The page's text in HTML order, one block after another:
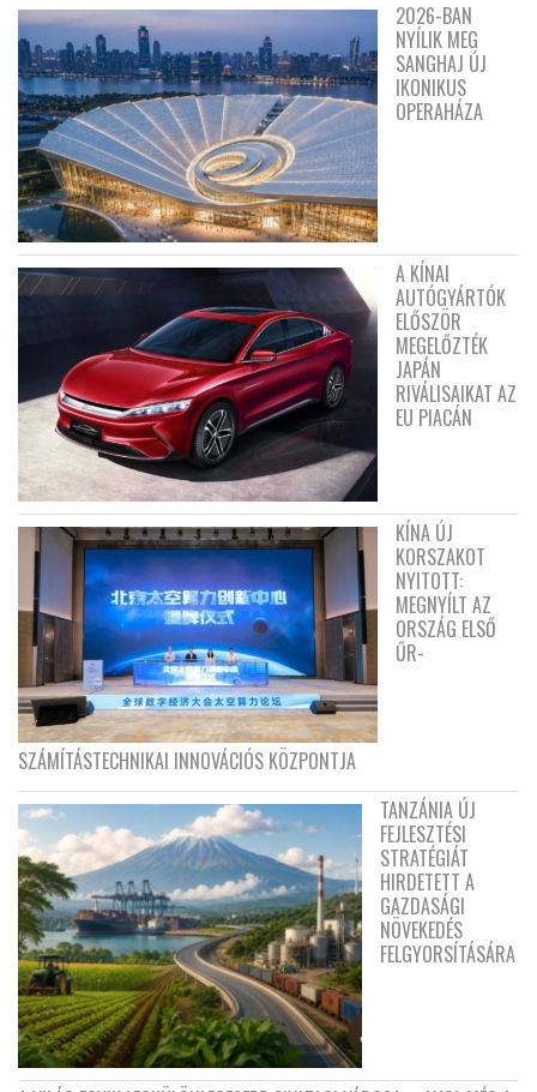
2026-BAN
NYÍLIK MEG
SANGHAJ ÚJ
IKONIKUS
OPERAHÁZA
A KÍNAI
AUTÓGYÁRTÓK
ELŐSZÖR
MEGELŐZTÉK
JAPÁN
RIVÁLISAIKAT AZ
EU PIACÁN
KÍNA ÚJ
KORSZAKOT
NYITOTT:
MEGNYÍLT AZ
ORSZÁG ELSŐ
ŰR-
SZÁMÍTÁSTECHNIKAI INNOVÁCIÓS KÖZPONTJA
TANZÁNIA ÚJ
FEJLESZTÉSI
STRATÉGIÁT
HIRDETETT A
GAZDASÁGI
NÖVEKEDÉS
FELGYORSÍTÁSÁRA